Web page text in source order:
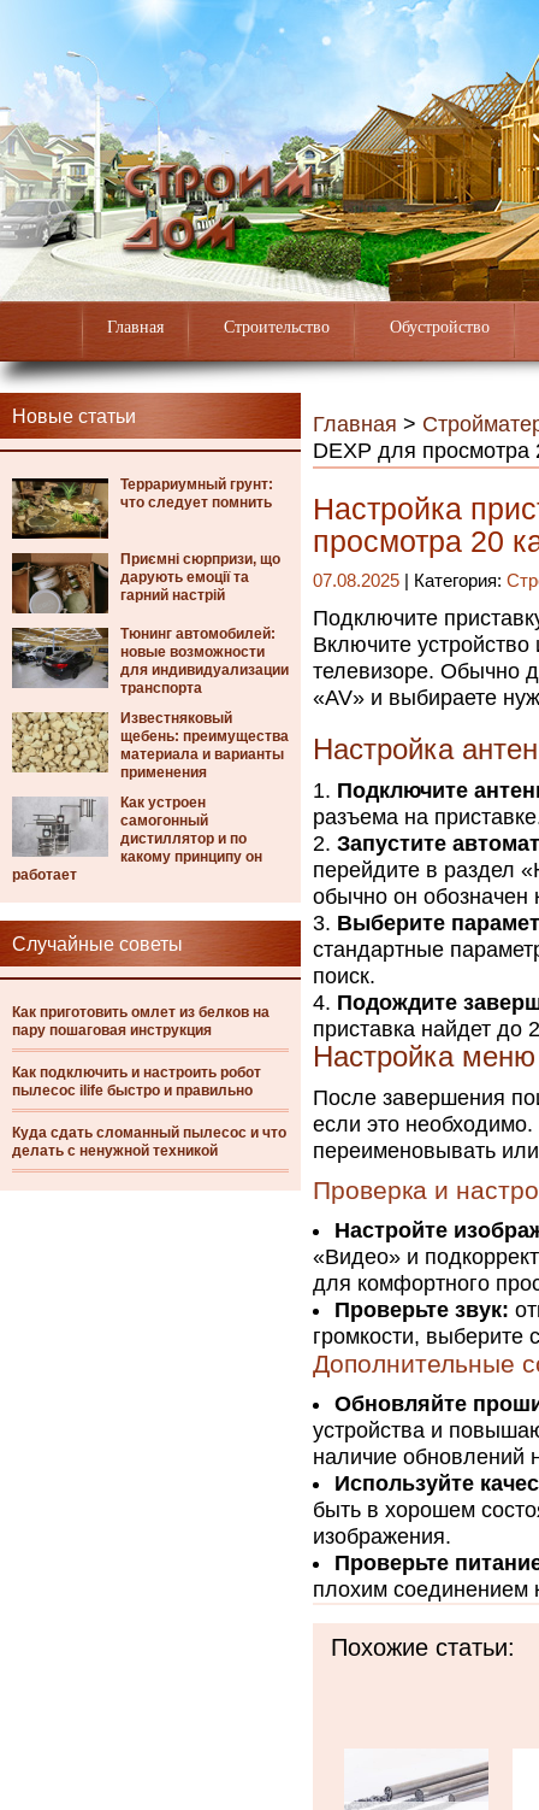
Главная Строительство Обустройство
Новые статьи
Террариумный грунт:
что следует помнить
Приємні сюрпризи, що
дарують емоції та
гарний настрій
Тюнинг автомобилей:
новые возможности
для индивидуализации
транспорта
Известняковый
щебень: преимущества
материала и варианты
применения
Как устроен
самогонный
дистиллятор и по
какому принципу он
работает
Случайные советы
Как приготовить омлет из белков на
пару пошаговая инструкция
Как подключить и настроить робот
пылесос ilife быстро и правильно
Куда сдать сломанный пылесос и что
делать с ненужной техникой
Главная >
DEXP для просмотра
Настройка
просмотра 20
07.08.2025 | Категория:
Подключите
Включите
телевизоре. Обычно
«AV» и выбираете
Настройка
Подключите
разъема на
Запустите
перейдите в раздел
обычно он обозначен
Выберите
стандартные
поиск.
Подождите
приставка найдет до
Настройка меню
После завершения
если это
переименовывать
Проверка и
Настройте
«Видео» и
для комфортного
Проверьте звук:
громкости, выберите
Дополнительные
Обновляйте
устройства и
наличие обновлений
Используйте
быть в хорошем
изображения.
Проверьте
плохим соединением
Похожие статьи: